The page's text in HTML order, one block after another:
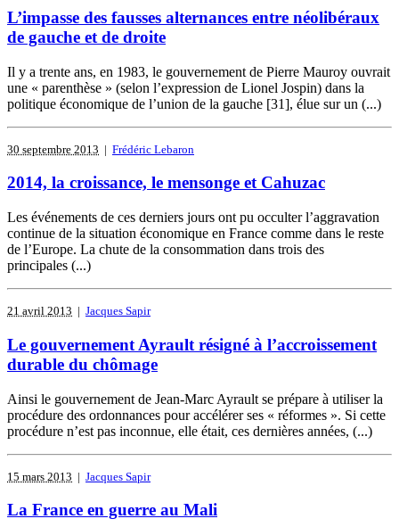
L’impasse des fausses alternances entre néolibéraux
de gauche et de droite
Il y a trente ans, en 1983, le gouvernement de Pierre Mauroy ouvrait
une « parenthèse » (selon l’expression de Lionel Jospin) dans la
politique économique de l’union de la gauche [31], élue sur un (...)
30 septembre 2013 | Frédéric Lebaron
2014, la croissance, le mensonge et Cahuzac
Les événements de ces derniers jours ont pu occulter l’aggravation
continue de la situation économique en France comme dans le reste
de l’Europe. La chute de la consommation dans trois des
principales (...)
21 avril 2013 | Jacques Sapir
Le gouvernement Ayrault résigné à l’accroissement
durable du chômage
Ainsi le gouvernement de Jean-Marc Ayrault se prépare à utiliser la
procédure des ordonnances pour accélérer ses « réformes ». Si cette
procédure n’est pas inconnue, elle était, ces dernières années, (...)
15 mars 2013 | Jacques Sapir
La France en guerre au Mali